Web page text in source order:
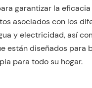
garantizar la
asociados con los
y electricidad, así
están diseñados
para todo su hogar.